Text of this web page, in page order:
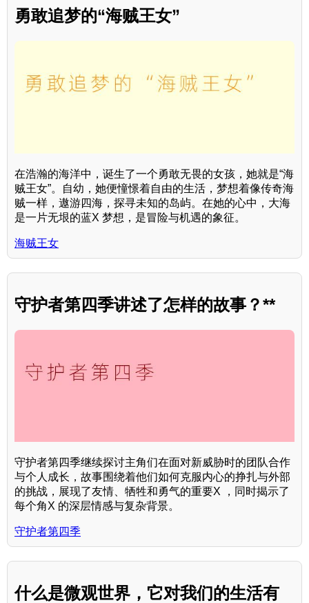
勇敢追梦的“海贼王女”
在浩瀚的海洋中，诞生了一个勇敢无畏的女孩，她就是“海
贼王女”。自幼，她便憧憬着自由的生活，梦想着像传奇海
贼一样，遨游四海，探寻未知的岛屿。在她的心中，大海
是一片无垠的蓝X 梦想，是冒险与机遇的象征。
海贼王女
守护者第四季讲述了怎样的故事？**
守护者第四季继续探讨主角们在面对新威胁时的团队合作
与个人成长，故事围绕着他们如何克服内心的挣扎与外部
的挑战，展现了友情、牺牲和勇气的重要X ，同时揭示了
每个角X 的深层情感与复杂背景。
守护者第四季
什么是微观世界，它对我们的生活有